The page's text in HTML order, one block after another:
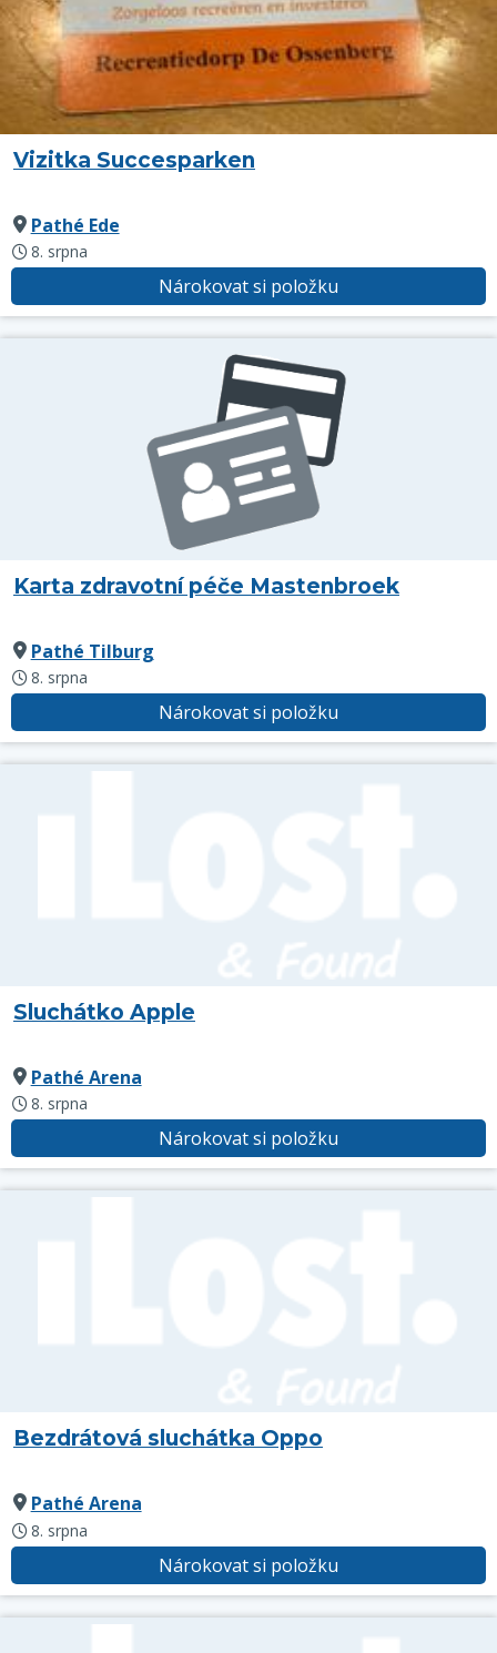
Vizitka Succesparken
Pathé Ede
8. srpna
Nárokovat si položku
Karta zdravotní péče Mastenbroek
Pathé Tilburg
8. srpna
Nárokovat si položku
Sluchátko Apple
Pathé Arena
8. srpna
Nárokovat si položku
Bezdrátová sluchátka Oppo
Pathé Arena
8. srpna
Nárokovat si položku